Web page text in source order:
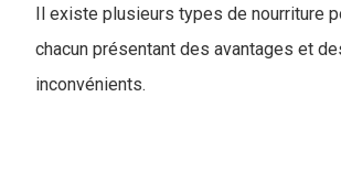
Il existe plusieurs types de nourriture
chacun présentant des avantages et
inconvénients.